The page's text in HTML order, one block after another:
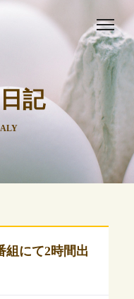
記
組にて2時間出